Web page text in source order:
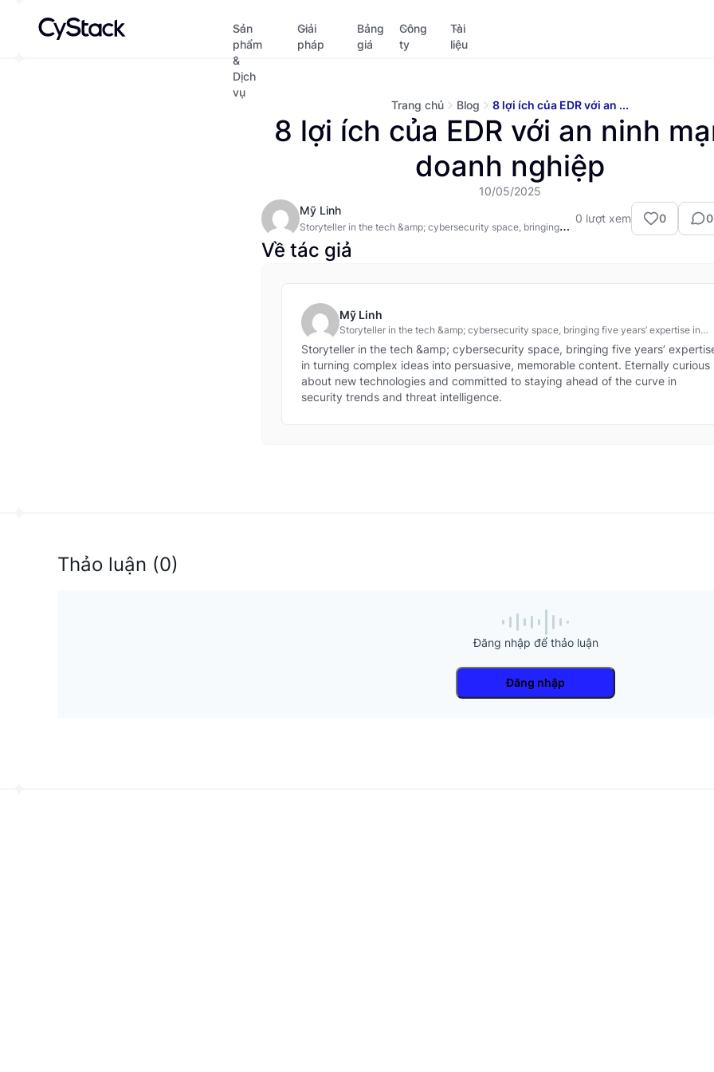
Sản
phẩm
&
Dịch
vụ
Giải
pháp
Bảng
giá
Công
ty
Tài
liệu
Trang chủ Blog 8 lợi ích của EDR với an ...
8 lợi ích của EDR với an ninh
doanh nghiệp
10/05/2025
Mỹ Linh
Storyteller in the tech &amp; cybersecurity space, bringing
five years’ expertise in turning complex ideas into persuasive,
memorable content. Eternally curious about new technologies
0 lượt xem 0 0
Về tác giả
Mỹ Linh
Storyteller in the tech &amp; cybersecurity space, bringing five years’ expertise in
turning complex ideas into persuasive, memorable content. Eternally curious about
new technologies and committed to staying ahead of the curve in security trends
threat intelligence.
Storyteller in the tech &amp; cybersecurity space, bringing five years’
in turning complex ideas into persuasive, memorable content. Eternally curious
about new technologies and committed to staying ahead of the curve in
security trends and threat intelligence.
Thảo luận (0)
Đăng nhập để thảo luận
Đăng nhập